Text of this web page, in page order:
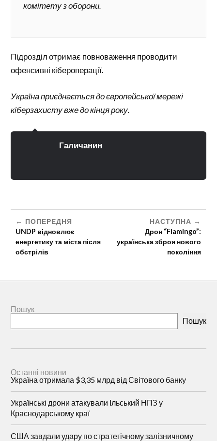
комітету з оборони.
Підрозділ отримає повноваження проводити
офенсивні кібероперації.
Україна приєднається до європейської мережі
кіберзахисту вже до кінця року.
Галичанин
ПОПЕРЕДНЯ
UNDP відновлює
енергетику та міста після
обстрілів
НАСТУПНА
Дрон “Flamingo”:
українська зброя нового
покоління
Пошук
Пошук
Останні новини
Україна отримала $3,35 млрд від Світового банку
Українські дрони атакували Ільський НПЗ у
Краснодарському краї
США завдали удару по стратегічному залізничному